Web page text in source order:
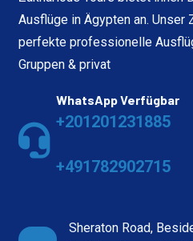
Ausflüge in Ägypten an. Unser
perfekte professionelle
Gruppen & privat
WhatsApp Verfügbar
+201201231885
+491782902715
Sheraton Road,